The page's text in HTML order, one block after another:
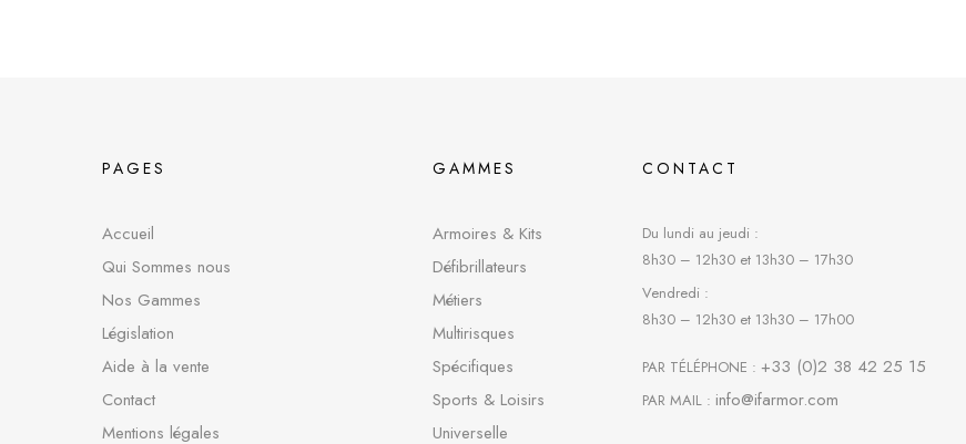
PAGES
Accueil
Qui Sommes nous
Nos Gammes
Législation
Aide à la vente
Contact
Mentions légales
GAMMES
Armoires & Kits
Défibrillateurs
Métiers
Multirisques
Spécifiques
Sports & Loisirs
Universelle
CONTACT
Du lundi au jeudi :
8h30 – 12h30 et 13h30 – 17h30
Vendredi :
8h30 – 12h30 et 13h30 – 17h00
PAR TÉLÉPHONE : +33 (0)2 38 42 25 15
PAR MAIL : info@ifarmor.com